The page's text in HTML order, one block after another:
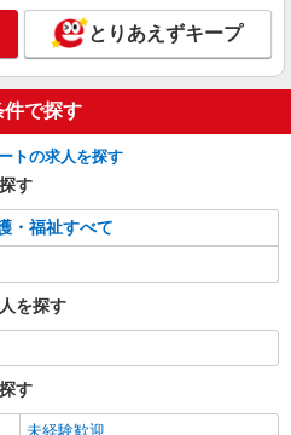
楽しみになる＊ホテルのような
のSTAFF
円〜2125円 ＜日払い有/週払い有/交
ソリン代含む)＞
NEW
イサービス☆車の運転できる方
】
円〜2125円 ＜日払い有/週払い有/交
ソリン代含む)＞
とりあえずキープ
件で探す
トの求人を探す
す
・福祉すべて
を探す
す
未経験歓迎